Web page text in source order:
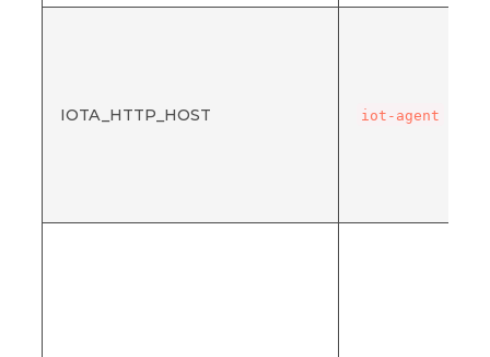
IOTA_HTTP_HOST iot-agent